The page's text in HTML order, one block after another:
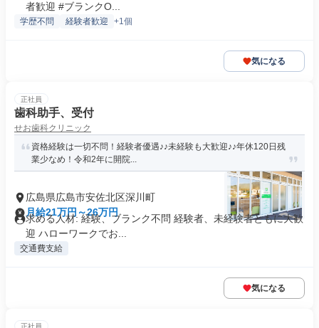
者歓迎 #ブランクO...
学歴不問 経験者歓迎 +1個
気になる
正社員
歯科助手、受付
せお歯科クリニック
資格経験は一切不問！経験者優遇♪♪未経験も大歓迎♪♪年休120日残
業少なめ！令和2年に開院...
広島県広島市安佐北区深川町
月給21万円～26万円
求める人材: 経験、ブランク不問 経験者、未経験者ともに大歓
迎 ハローワークでお...
交通費支給
気になる
正社員